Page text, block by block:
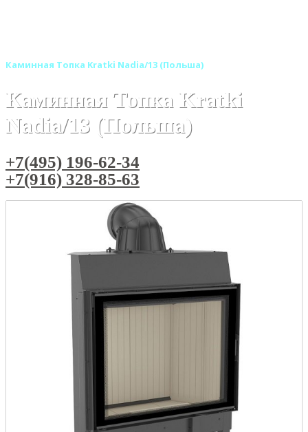
Каминная Топка Kratki Nadia/13 (Польша)
Каминная Топка Kratki
Nadia/13 (Польша)
+7(495) 196-62-34
+7(916) 328-85-63